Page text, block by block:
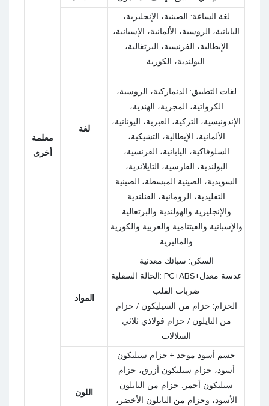
معلمة
أخرى
لغة
لغة الساعة: الصينية، الإنجليزية،
اليابانية، الروسية، الألمانية، الإسبانية،
الإيطالية، الفرنسية، البرتغالية،
البولندية، الكورية.
لغات التطبيق: الدنماركية، الروسية،
الكرواتية، المجرية، الهندية،
الإندونيسية، التركية، العبرية، اليونانية،
الألمانية، الإيطالية، التشيكية،
السلوفاكية، اليابانية، الفرنسية،
البولندية، الفارسية، التايلاندية،
السويدية، الصينية المبسطة، الصينية
التقليدية، الرومانية، الفنلندية
والإنجليزية والهولندية والبرتغالية
والإسبانية والفيتنامية والعربية والكورية
والماليزية
المواد
السكن: سبائك معدنية
الحالة السفلية: PC+ABS+عدسة معدل
ضربات القلب
الحزام: حزام من السيليكون / حزام
من النايلون / حزام فولاذي ثلاثي
السلالات
اللون
جسم أسود موحد + حزام سيليكون
أسود، حزام سيليكون أزرق، حزام
سيليكون أحمر. حزام من النايلون
الأسود، وحزام من النايلون الأخضر،